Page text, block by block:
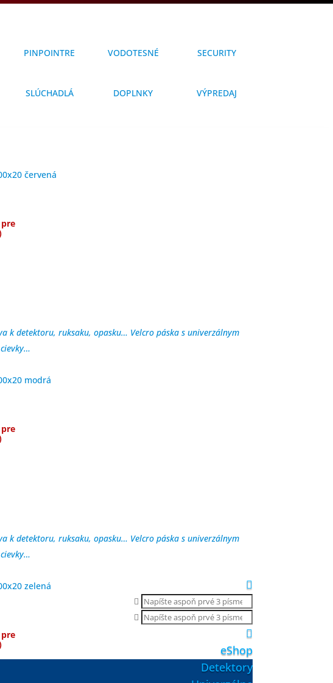
Products
search
Products

eShop
Detektory
PINPOINTRE VODOTESNÉ SECURITY
SLÚCHADLÁ DOPLNKY VÝPREDAJ
k detektoru, ruksaku, opasku… Velcro páska s univerzálnym
k detektoru, ruksaku, opasku… Velcro páska s univerzálnym